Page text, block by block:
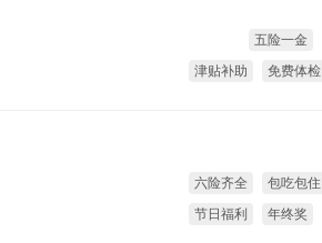
五险一金
津贴补助
免费体检
六险齐全 包吃包住
节日福利
年终奖